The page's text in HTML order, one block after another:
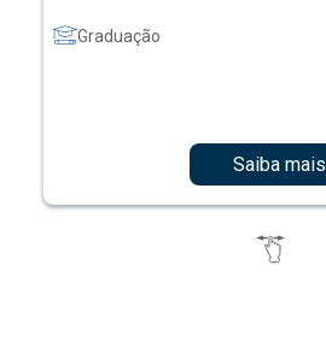
Graduação
Saiba mais